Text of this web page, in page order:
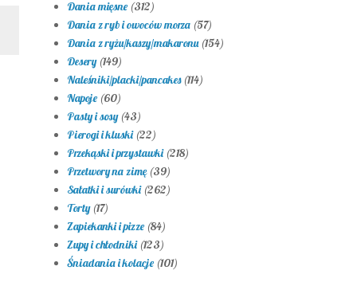
Dania mięsne (312)
Dania z ryb i owoców morza (57)
Dania z ryżu/kaszy/makaronu (154)
Desery (149)
Naleśniki/placki/pancakes (114)
Napoje (60)
Pasty i sosy (43)
Pierogi i kluski (22)
Przekąski i przystawki (218)
Przetwory na zimę (39)
Sałatki i surówki (262)
Torty (17)
Zapiekanki i pizze (84)
Zupy i chłodniki (123)
Śniadania i kolacje (101)